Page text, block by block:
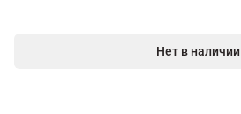
Нет в наличии